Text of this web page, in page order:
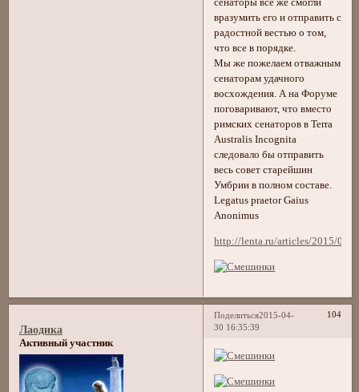
сенаторы все же смогли
вразумить его и отправить с
радостной вестью о том,
что все в порядке.
Мы же пожелаем отважным
сенаторам удачного
восхождения. А на Форуме
поговаривают, что вместо
римских сенаторов в Terra
Australis Incognita
следовало бы отправить
весь совет старейшин
Умбрии в полном составе.
Legatus praetor Gaius
Anonimus
http://lenta.ru/articles/2015/01/
Поделиться 104
2015-04-
30 16:35:39
Лаодика
Активный участник